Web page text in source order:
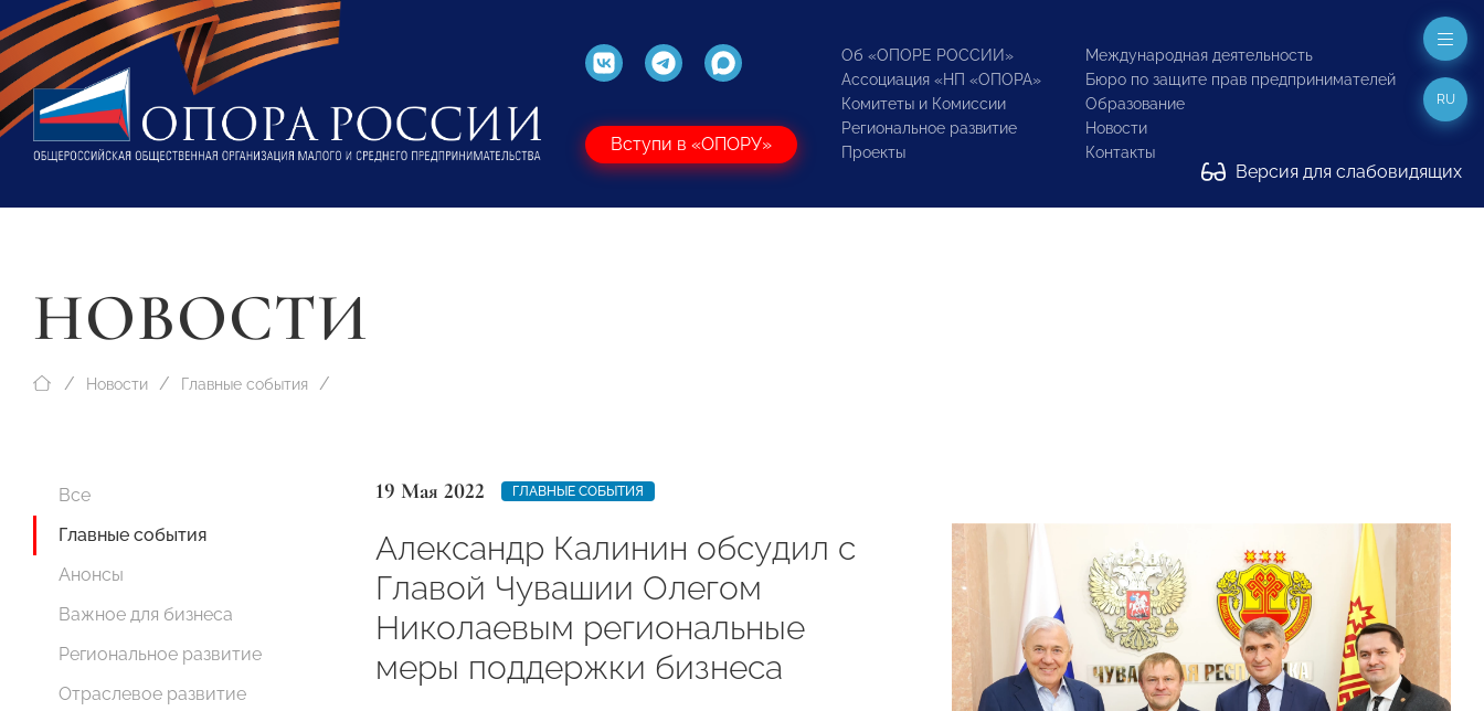
Вступи в «ОПОРУ»
Об «ОПОРЕ РОССИИ»
Ассоциация «НП «ОПОРА»
Комитеты и Комиссии
Региональное развитие
Проекты
Международная деятельность
Бюро по защите прав предпринимателей
Образование
Новости
Контакты
Версия для слабовидящих
RU
НОВОСТИ
Новости Главные события
Все
Главные события
Анонсы
Важное для бизнеса
Региональное развитие
Отраслевое развитие
19 Мая 2022 ГЛАВНЫЕ СОБЫТИЯ
Александр Калинин обсудил с
Главой Чувашии Олегом
Николаевым региональные
меры поддержки бизнеса